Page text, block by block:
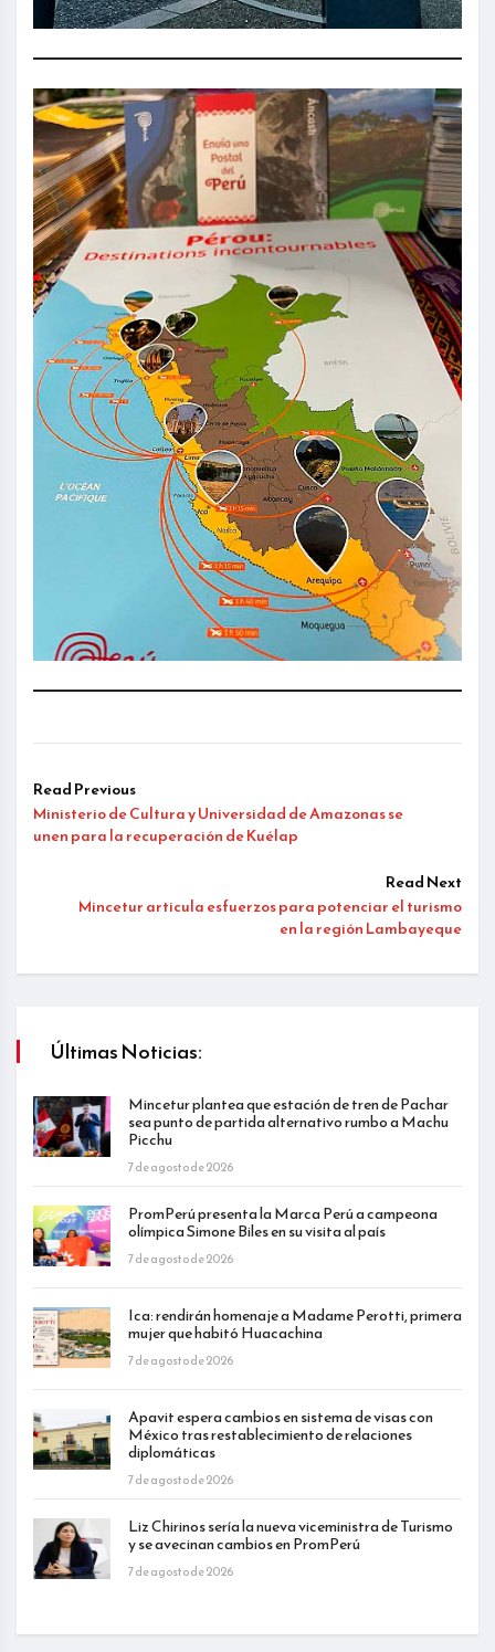
Read Previous
Ministerio de Cultura y Universidad de Amazonas se
unen para la recuperación de Kuélap
Read Next
Mincetur articula esfuerzos para potenciar el turismo
en la región Lambayeque
Últimas Noticias:
Mincetur plantea que estación de tren de Pachar
sea punto de partida alternativo rumbo a Machu
Picchu
7 de agosto de 2026
PromPerú presenta la Marca Perú a campeona
olímpica Simone Biles en su visita al país
7 de agosto de 2026
Ica: rendirán homenaje a Madame Perotti, primera
mujer que habitó Huacachina
7 de agosto de 2026
Apavit espera cambios en sistema de visas con
México tras restablecimiento de relaciones
diplomáticas
7 de agosto de 2026
Liz Chirinos sería la nueva viceministra de Turismo
y se avecinan cambios en PromPerú
7 de agosto de 2026